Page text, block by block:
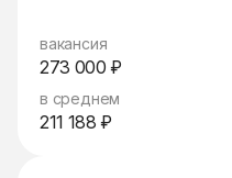
вакансия
273 000 ₽
в среднем
211 188 ₽